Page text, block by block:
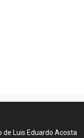
de Luis Eduardo Acosta